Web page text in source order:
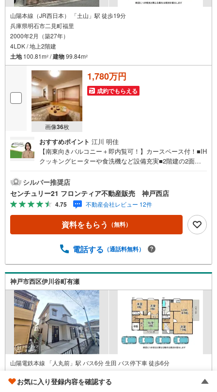
弊社が選ばれる理由
1.お金の扱い方のプロ、ファイナンシャルプランナーが資金計画をサポー
ト！
2.買い替えなどにも対応できる売却専門チームあり！
3.たくさんの銀行と繋がりがあるため、最も低金利になるように審査が可
能！
弊社は専門家同士が連携をとっているため、より多くの知見がございま
す。
お気軽にお問合せください！
山陽本線（JR西日本） 「土山」駅 徒歩19分
兵庫県明石市二見町福里
2000年2月（築27年）
4LDK / 地上2階建
土地100.81m2 /建物99.84m2
画像36枚
1,780万円
成約でもらえる
おすすめポイント 江川 明佳
【南東向きバルコニー＋即内覧可！】カースペース付！■IH
クッキングヒーターや食洗機など設備充実■2階建の2面採
DK 特徴・浴室乾燥機付なので、雨の日や花粉が気になる
季節も部屋干しできます・和室があり来客時や寛ぎのスペ
ースとして活用可能・窓のある浴室は換気がしやすく清潔
に保てます・トイレは各階にあり朝の混雑時も安心です・
出窓を設けた開放感のある居室 立地・明石市立二見北小学
校まで徒歩約8分・明石市立二見中学校まで徒歩約24分 弊
ルプランナーが資金計画をサポート！2.買い替えなどにも
りがあるため、最も低金利になるように審査が可能！4.物
件のお引渡し後に必要になったお家のリフォームも弊社の
リフォームプランナーがご提案！5.定期的にご連絡を繋
ぎ、有事の際に迅速にサポートいたしますお気軽にお問合
せください！
シルバー推奨店
センチュリー21 フロンティア不動産販売 神戸西店
4.75 不動産会社レビュー 12件
資料をもらう （無料）
電話する （通話料無料）
神戸市西区伊川谷町有瀬
山陽電鉄本線 「人丸前」駅 バス6分 生田 バス停下車 徒歩6分
兵庫県神戸市西区伊川谷町有瀬
1996年3月（築31年）
お気に入り登録内容を確認する